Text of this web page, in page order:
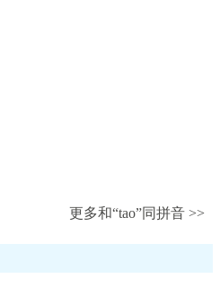
更多和“tao”同拼音 >>